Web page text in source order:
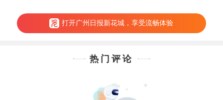
打开广州日报新花城，享受流畅体验
热门评论